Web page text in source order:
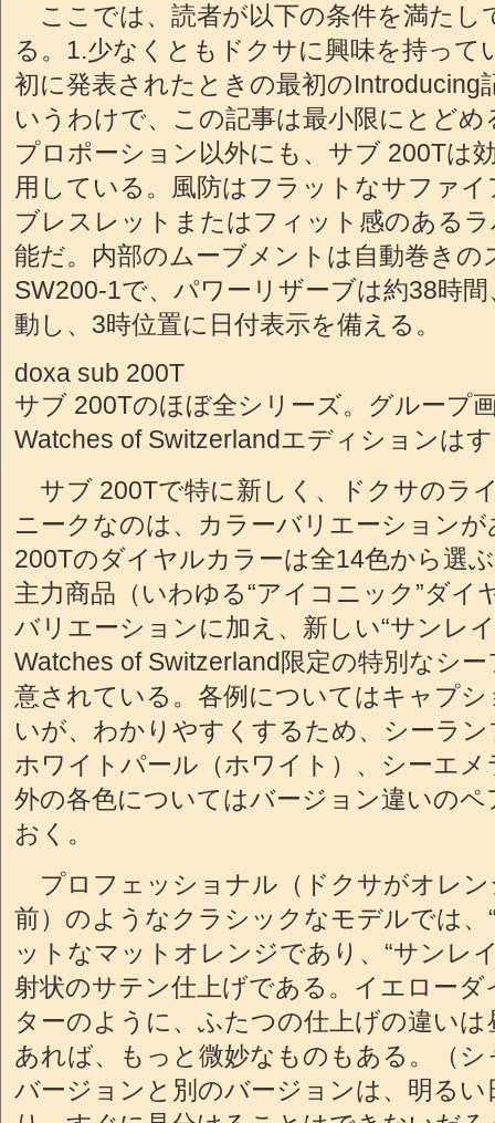
ここでは、読者が以下の条件を満たし
る。1.少なくともドクサに興味を持って
初に発表されたときの最初のIntroducing
いうわけで、この記事は最小限にとど
プロポーション以外にも、サブ 200Tは
用している。風防はフラットなサファ
ブレスレットまたはフィット感のある
能だ。内部のムーブメントは自動巻きの
SW200-1で、パワーリザーブは約38時
動し、3時位置に日付表示を備える。
doxa sub 200T
サブ 200Tのほぼ全シリーズ。グループ
Watches of Switzerlandエディションは
サブ 200Tで特に新しく、ドクサのラ
ニークなのは、カラーバリエーション
200Tのダイヤルカラーは全14色から選
主力商品（いわゆる“アイコニック”ダイ
バリエーションに加え、新しい“サンレ
Watches of Switzerland限定の特別なシ
意されている。各例についてはキャプ
いが、わかりやすくするため、シーラ
ホワイトパール（ホワイト）、シーエ
外の各色についてはバージョン違いの
おく。
プロフェッショナル（ドクサがオレ
前）のようなクラシックなモデルでは、
ットなマットオレンジであり、“サンレ
射状のサテン仕上げである。イエロー
ターのように、ふたつの仕上げの違い
あれば、もっと微妙なものもある。（
バージョンと別のバージョンは、明る